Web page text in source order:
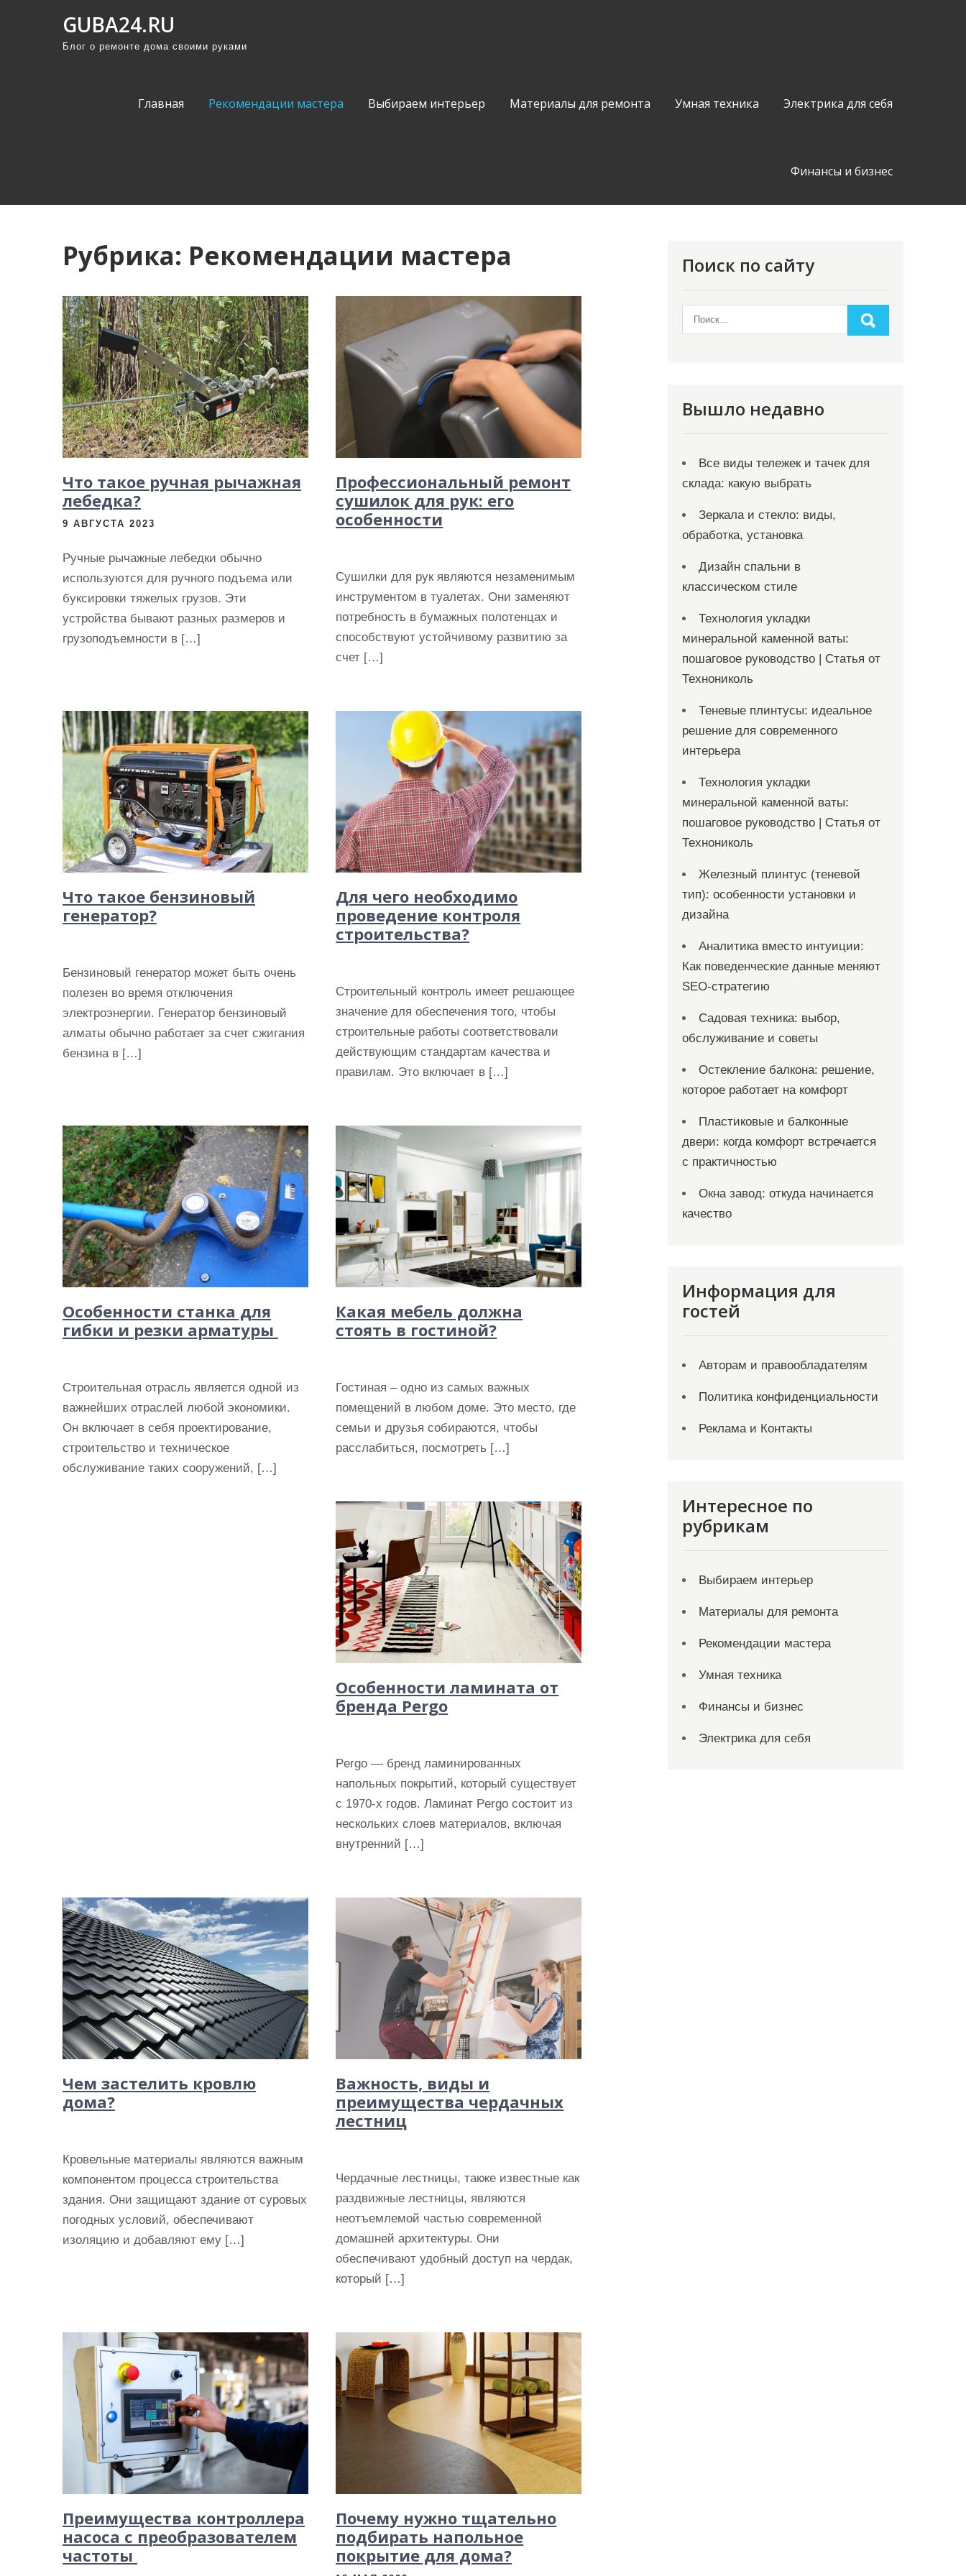
GUBA24.RU
Блог о ремонте дома своими руками
Главная Рекомендации мастера Выбираем интерьер Материалы для ремонта Умная техника Электрика для себя
Финансы и бизнес
Рубрика: Рекомендации мастера
Что такое ручная рычажная
лебедка?
9 АВГУСТА 2023
Ручные рычажные лебедки обычно
используются для ручного подъема или
буксировки тяжелых грузов. Эти
устройства бывают разных размеров и
грузоподъемности в […]
Профессиональный ремонт
сушилок для рук: его
особенности
Сушилки для рук являются незаменимым
инструментом в туалетах. Они заменяют
потребность в бумажных полотенцах и
способствуют устойчивому развитию за
счет […]
Что такое бензиновый
генератор?
Бензиновый генератор может быть очень
полезен во время отключения
электроэнергии. Генератор бензиновый
алматы обычно работает за счет сжигания
бензина в […]
Для чего необходимо
проведение контроля
строительства?
Строительный контроль имеет решающее
значение для обеспечения того, чтобы
строительные работы соответствовали
действующим стандартам качества и
правилам. Это включает в […]
Особенности станка для
гибки и резки арматуры
Строительная отрасль является одной из
важнейших отраслей любой экономики.
Он включает в себя проектирование,
строительство и техническое
обслуживание таких сооружений, […]
Какая мебель должна
стоять в гостиной?
Гостиная – одно из самых важных
помещений в любом доме. Это место, где
семьи и друзья собираются, чтобы
расслабиться, посмотреть […]
Особенности ламината от
бренда Pergo
Pergo — бренд ламинированных
напольных покрытий, который существует
с 1970-х годов. Ламинат Pergo состоит из
нескольких слоев материалов, включая
внутренний […]
Чем застелить кровлю
дома?
Кровельные материалы являются важным
компонентом процесса строительства
здания. Они защищают здание от суровых
погодных условий, обеспечивают
изоляцию и добавляют ему […]
Важность, виды и
преимущества чердачных
лестниц
Чердачные лестницы, также известные как
раздвижные лестницы, являются
неотъемлемой частью современной
домашней архитектуры. Они
обеспечивают удобный доступ на чердак,
который […]
Преимущества контроллера
насоса с преобразователем
частоты
Почему нужно тщательно
подбирать напольное
покрытие для дома?
Поиск по сайту
Вышло недавно
Все виды тележек и тачек для
склада: какую выбрать
Зеркала и стекло: виды,
обработка, установка
Дизайн спальни в
классическом стиле
Технология укладки
минеральной каменной ваты:
пошаговое руководство | Статья от
Технониколь
Теневые плинтусы: идеальное
решение для современного
интерьера
Технология укладки
минеральной каменной ваты:
пошаговое руководство | Статья от
Технониколь
Железный плинтус (теневой
тип): особенности установки и
дизайна
Аналитика вместо интуиции:
Как поведенческие данные меняют
SEO-стратегию
Садовая техника: выбор,
обслуживание и советы
Остекление балкона: решение,
которое работает на комфорт
Пластиковые и балконные
двери: когда комфорт встречается
с практичностью
Окна завод: откуда начинается
качество
Информация для
гостей
Авторам и правообладателям
Политика конфиденциальности
Реклама и Контакты
Интересное по
рубрикам
Выбираем интерьер
Материалы для ремонта
Рекомендации мастера
Умная техника
Финансы и бизнес
Электрика для себя